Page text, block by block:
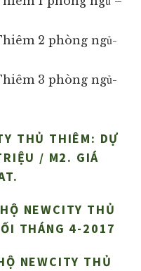
2 phòng ngủ-
3 phòng ngủ-
THỦ THIÊM: DỰ
/ M2. GIÁ
NEWCITY THỦ
THÁNG 4-2017
NEWCITY THỦ